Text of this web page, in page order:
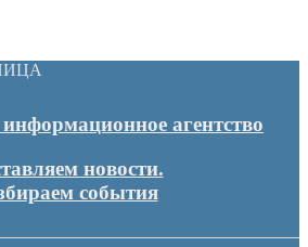
агентство
новости.
события